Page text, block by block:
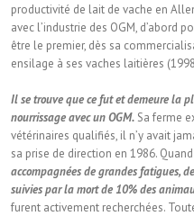
productivité de lait de vache en
avec l’industrie des OGM, d’abord
être le premier, dès sa
ensilage à ses vaches laitières
Il se trouve que ce fut et demeure la
nourrissage avec un OGM. Sa ferme
vétérinaires qualifiés, il n’y avait
sa prise de direction en 1986. Quand
accompagnées de grandes fatigues,
suivies par la mort de 10% des
furent activement recherchées.